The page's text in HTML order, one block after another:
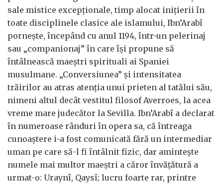
sale mistice excepționale, timp alocat inițierii în
toate disciplinele clasice ale islamului, Ibn’Arabî
pornește, începând cu anul 1194, într-un pelerinaj
sau „companionaj” în care își propune să
întâlnească maeștri spirituali ai Spaniei
musulmane. „Conversiunea” și intensitatea
trăirilor au atras atenția unui prieten al tatălui său,
nimeni altul decât vestitul filosof Averroes, la acea
vreme mare judecător la Sevilla. Ibn’Arabî a declarat
în numeroase rânduri în opera sa, că întreaga
cunoaștere i-a fost comunicată fără un intermediar
uman pe care să-l fi întâlnit fizic, dar amintește
numele mai multor maeștri a căror învățătură a
urmat-o: Uraynî, Qaysî; lucru foarte rar, printre